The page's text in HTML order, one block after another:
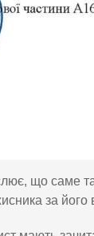
що саме
за його